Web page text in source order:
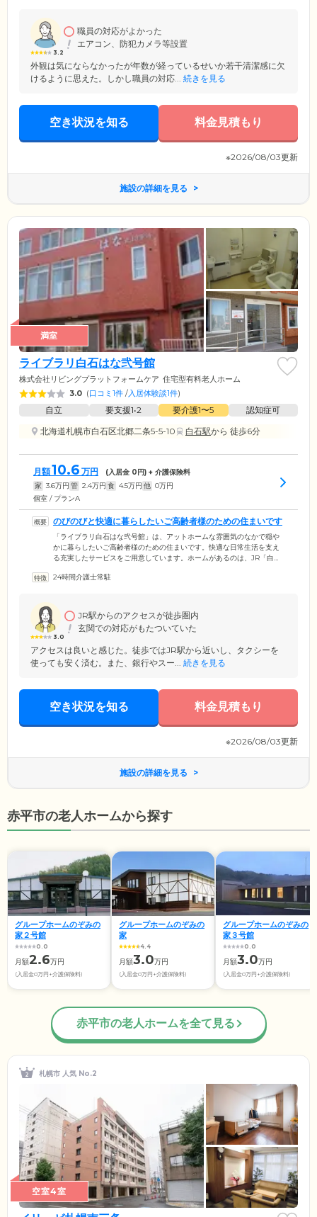
ています。月々の利用料金もリーズナブルに設定していますので、費用
面でお悩みの方もぜひ一度ご相談ください。
3.2
職員の対応がよかった
エアコン、防犯カメラ等設置
外観は気にならなかったが年数が経っているせいか若干清潔感に欠
けるように思えた。しかし職員の対応... 続きを見る
空き状況を知る 料金見積もり
※2026/08/03更新
施設の詳細を見る
満室
ライブラリ白石はな弐号館
株式会社リビングプラットフォームケア 住宅型有料老人ホーム
3.0 (口コミ1件 /入居体験談1件)
自立 要支援1•2 要介護1〜5
認知症可
北海道札幌市白石区北郷二条5-5-10
白石駅から 徒歩6分
月額10.6 万円 (入居金 0円) + 介護保険料
家 3.6万円 管 2.4万円 食 4.5万円 他 0万円
個室 / プランA
のびのびと快適に暮らしたいご高齢者様のための住まいです
「ライブラリ白石はな弐号館」は、アットホームな雰囲気のなかで穏や
かに暮らしたいご高齢者様のための住まいです。快適な日常生活を支え
る充実したサービスをご用意しています。ホームがあるのは、JR「白
族様・ご友人様のご来訪にとても便利な環境が魅力です。そんな環境の
けの空間で、ほかのご入居者様の目を気にすることなくゆったりとおく
つろぎください。
24時間介護士常駐
3.0
JR駅からのアクセスが徒歩圏内
玄関での対応がもたついていた
アクセスは良いと感じた。徒歩ではJR駅から近いし、タクシーを
使っても安く済む。また、銀行やスー... 続きを見る
空き状況を知る 料金見積もり
※2026/08/03更新
施設の詳細を見る
赤平市の老人ホームから探す
グループホームのぞみの
家２号館
0.0
月額2.6万円
(入居金0万円+介護保険料)
グループホームのぞみの
家
4.4
月額3.0万円
(入居金0万円+介護保険料)
グループホームのぞみの
家３号館
0.0
月額3.0万円
(入居金0万円+介護保険料)
赤平市の老人ホームを全て見る
札幌市 人気 No.2
空室4室